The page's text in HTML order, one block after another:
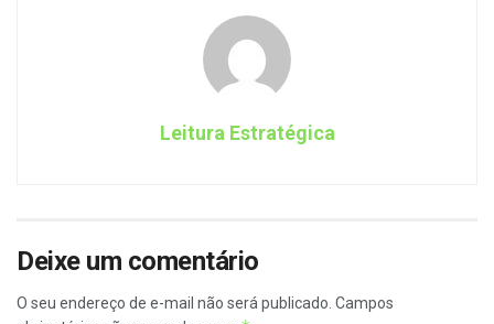
Leitura Estratégica
Deixe um comentário
O seu endereço de e-mail não será publicado. Campos